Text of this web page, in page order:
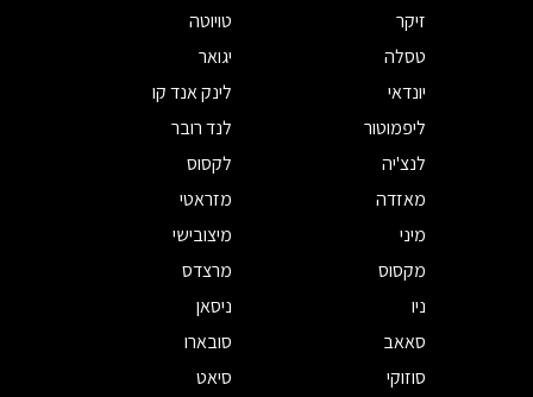
זיקר
טויוטה
טסלה
יגואר
יונדאי
לינק אנד קו
ליפמוטור
לנד רובר
לנצ'יה
לקסוס
מאזדה
מזראטי
מיני
מיצובישי
מקסוס
מרצדס
ניו
ניסאן
סאאב
סובארו
סוזוקי
סיאט